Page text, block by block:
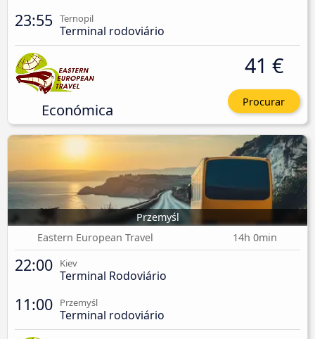
23:55 Ternopil
Terminal rodoviário
Económica
41 €
Procurar
Przemyśl
Eastern European Travel
14h 0min
22:00 Kiev
Terminal Rodoviário
11:00 Przemyśl
Terminal rodoviário